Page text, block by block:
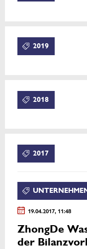
2019
2018
2017
19.04.2017, 11:48
ZhongDe
der